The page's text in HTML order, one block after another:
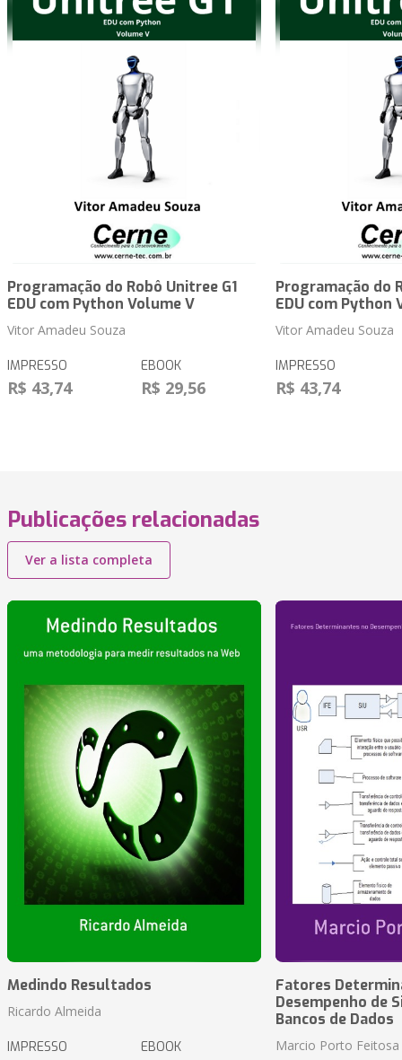
Programação do Robô Unitree G1
EDU com Python Volume V
Vitor Amadeu Souza
IMPRESSO
R$ 43,74
EBOOK
R$ 29,56
Programação do
EDU com Python
Vitor Amadeu Souza
IMPRESSO
R$ 43,74
Publicações relacionadas
Ver a lista completa
Medindo Resultados
Ricardo Almeida
IMPRESSO EBOOK
Fatores
Desempenho de
Bancos de Dados
Marcio Porto Feitosa